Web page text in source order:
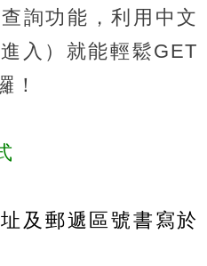
詢功能，利用中文
入）就能輕鬆GET
！
及郵遞區號書寫於